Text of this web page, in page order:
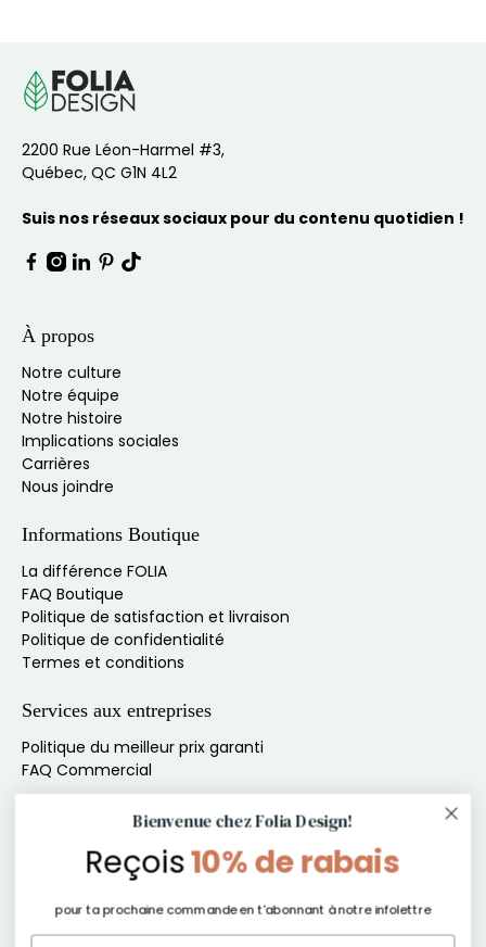
2200 Rue Léon-Harmel #3,
Québec, QC G1N 4L2
Suis nos réseaux sociaux pour du contenu quotidien !
À propos
Notre culture
Notre équipe
Notre histoire
Implications sociales
Carrières
Nous joindre
Informations Boutique
La différence FOLIA
FAQ Boutique
Politique de satisfaction et livraison
Politique de confidentialité
Termes et conditions
Services aux entreprises
Politique du meilleur prix garanti
FAQ Commercial
Inscris-toi à l'infolettre pour du contenu exclusif
Ne manque rien de nos offres, produits et autres
exclusivités !
E-mail*
Bienvenue chez Folia Design!
Reçois10% de rabais
pour ta prochaine commande en t'abonnant à notre infolettre